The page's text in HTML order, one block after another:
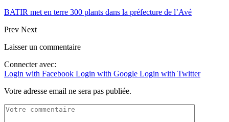
BATIR met en terre 300 plants dans la préfecture de l’Avé
Prev Next
Laisser un commentaire
Connecter avec:
Login with Facebook Login with Google Login with Twitter
Votre adresse email ne sera pas publiée.